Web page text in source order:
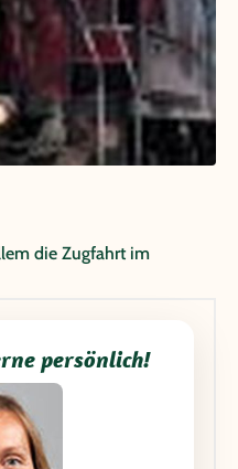
die Zugfahrt im
persönlich!